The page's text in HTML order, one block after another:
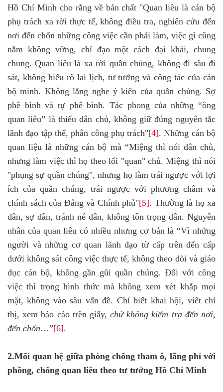
Hồ Chí Minh cho rằng về bản chất "Quan liêu là cán bộ
phụ trách xa rời thực tế, không điều tra, nghiên cứu đến
nơi đến chốn những công việc cần phải làm, việc gì cũng
nắm không vững, chỉ đạo một cách đại khái, chung
chung. Quan liêu là xa rời quần chúng, không đi sâu đi
sát, không hiểu rõ lai lịch, tư tưởng và công tác của cán
bộ mình. Không lắng nghe ý kiến của quần chúng. Sợ
phê bình và tự phê bình. Tác phong của những “ông
quan liêu” là thiếu dân chủ, không giữ đúng nguyên tắc
lãnh đạo tập thể, phân công phụ trách"[4]. Những cán bộ
quan liệu là những cán bộ mà “Miệng thì nói dân chủ,
nhưng làm việc thì họ theo lối "quan" chủ. Miệng thì nói
"phụng sự quần chúng", nhưng họ làm trái ngược với lợi
ích của quần chúng, trái ngược với phương châm và
chính sách của Đảng và Chính phủ"[5]. Thường là họ xa
dân, sợ dân, tránh né dân, không tôn trọng dân. Nguyên
nhân của quan liêu có nhiều nhưng cơ bản là “Vì những
người và những cơ quan lãnh đạo từ cấp trên đến cấp
dưới không sát công việc thực tế, không theo dõi và giáo
dục cán bộ, không gần gũi quần chúng. Đối với công
việc thì trọng hình thức mà không xem xét khắp mọi
mặt, không vào sâu vấn đề. Chỉ biết khai hội, viết chỉ
thị, xem báo cáo trên giấy,chứ không kiểm tra đến nơi,
đến chốn…”[6].
2.Mối quan hệ giữa phòng chống tham ô, lãng phí với
phồng, chống quan liêu theo tư tưởng Hồ Chí Minh